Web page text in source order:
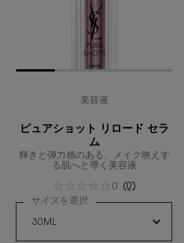
美容液
ピュアショット リロード セラ
ム
輝きと弾力感のある、メイク映えす
る肌へと導く美容液
0
(0)
サイズを選択